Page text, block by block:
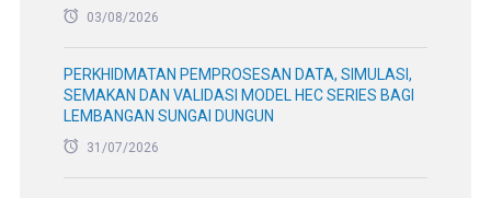
03/08/2026
PERKHIDMATAN PEMPROSESAN DATA, SIMULASI,
SEMAKAN DAN VALIDASI MODEL HEC SERIES BAGI
LEMBANGAN SUNGAI DUNGUN
31/07/2026